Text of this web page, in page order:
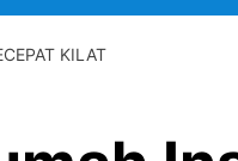
KILAT